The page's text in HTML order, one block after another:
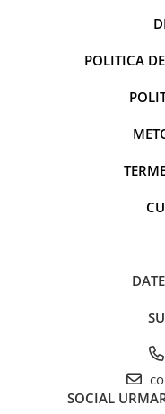
Ghete si cizme baieti
Alice in Wonderland
Incaltaminte fete
POLITICA
SOCIAL